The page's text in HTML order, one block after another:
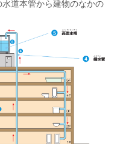
道本管から建物のなかの